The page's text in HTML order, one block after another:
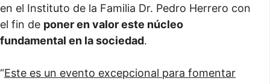
en el Instituto de la Familia Dr. Pedro Herrero con
el fin de poner en valor este núcleo
fundamental en la sociedad.
“Este es un evento excepcional para fomentar